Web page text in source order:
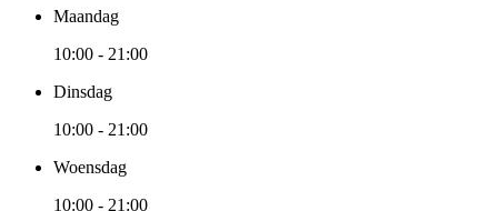
Maandag
10:00 - 21:00
Dinsdag
10:00 - 21:00
Woensdag
10:00 - 21:00